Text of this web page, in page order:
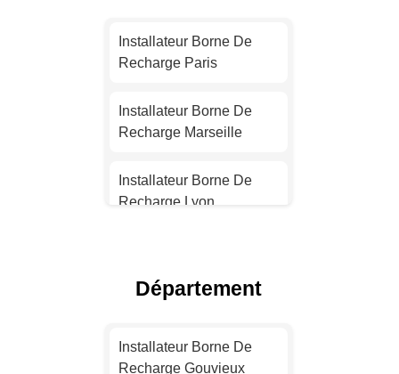
Installateur Borne De
Recharge Paris
Installateur Borne De
Recharge Marseille
Installateur Borne De
Recharge Lyon
Recharge Nice
Département
Installateur Borne De
Recharge Gouvieux